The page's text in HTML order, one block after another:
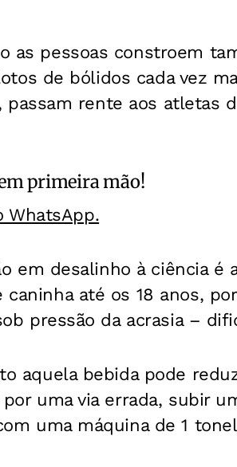
as pessoas constroem
de bólidos cada vez
passam rente aos atletas
primeira mão!
WhatsApp.
em desalinho à ciência é
até os 18 anos,
pressão da acrasia –
aquela bebida pode
uma via errada, subir
uma máquina de 1